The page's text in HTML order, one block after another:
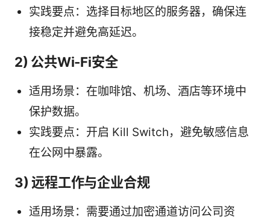
实践要点：选择目标地区的服务器，确保连
接稳定并避免高延迟。
2) 公共Wi-Fi安全
适用场景：在咖啡馆、机场、酒店等环境中
保护数据。
实践要点：开启 Kill Switch，避免敏感信息
在公网中暴露。
3) 远程工作与企业合规
适用场景：需要通过加密通道访问公司资